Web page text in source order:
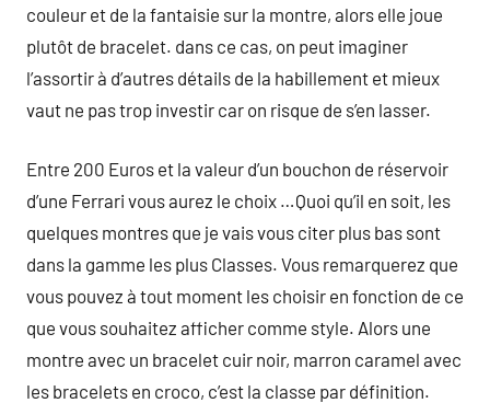
couleur et de la fantaisie sur la montre, alors elle joue
plutôt de bracelet. dans ce cas, on peut imaginer
l’assortir à d’autres détails de la habillement et mieux
vaut ne pas trop investir car on risque de s’en lasser.
Entre 200 Euros et la valeur d’un bouchon de réservoir
d’une Ferrari vous aurez le choix …Quoi qu’il en soit, les
quelques montres que je vais vous citer plus bas sont
dans la gamme les plus Classes. Vous remarquerez que
vous pouvez à tout moment les choisir en fonction de ce
que vous souhaitez afficher comme style. Alors une
montre avec un bracelet cuir noir, marron caramel avec
les bracelets en croco, c’est la classe par définition.